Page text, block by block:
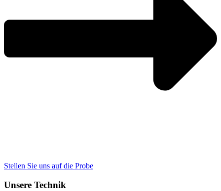
Stellen Sie uns auf die Probe
Unsere Technik